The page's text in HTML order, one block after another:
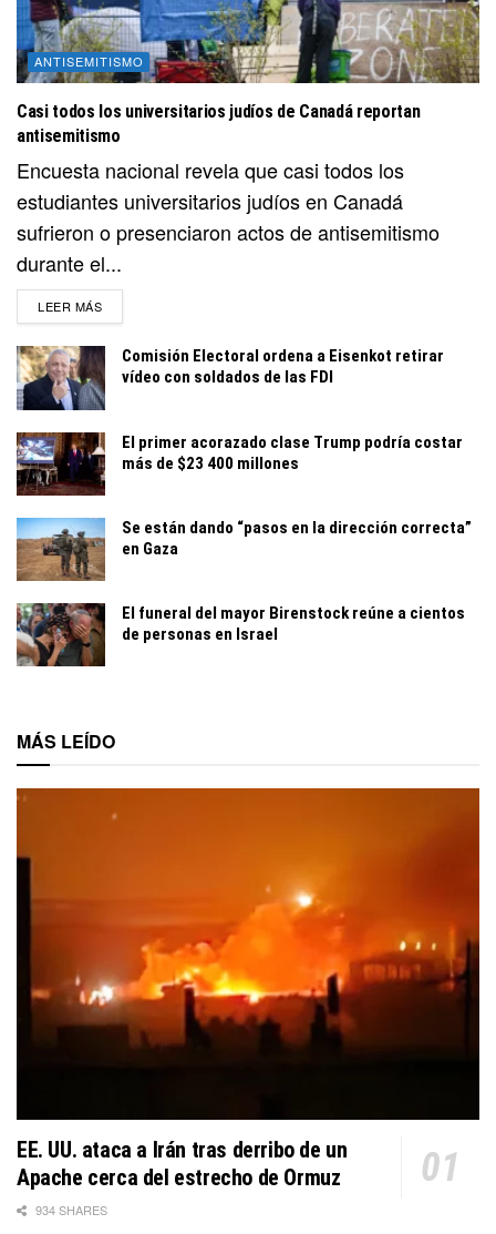
ANTISEMITISMO
Casi todos los universitarios judíos de Canadá reportan
antisemitismo
Encuesta nacional revela que casi todos los
estudiantes universitarios judíos en Canadá
sufrieron o presenciaron actos de antisemitismo
durante el...
LEER MÁSDETAILS
Comisión Electoral ordena a Eisenkot retirar
vídeo con soldados de las FDI
El primer acorazado clase Trump podría costar
más de $23 400 millones
Se están dando “pasos en la dirección correcta”
en Gaza
El funeral del mayor Birenstock reúne a cientos
de personas en Israel
MÁS LEÍDO
EE. UU. ataca a Irán tras derribo de un
Apache cerca del estrecho de Ormuz
934 SHARES